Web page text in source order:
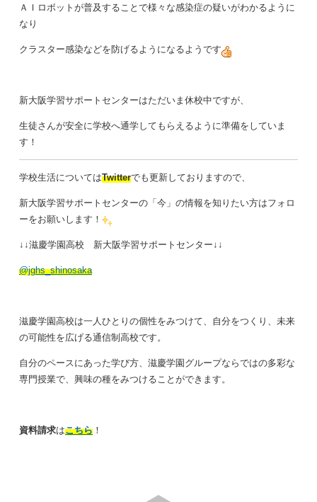
ＡＩロボットが普及することで様々な感染症の疑いがわかるように
なり
クラスター感染などを防げるようになるようです
新大阪学習サポートセンターはただいま休校中ですが、
生徒さんが安全に学校へ通学してもらえるように準備をしていま
す！
学校生活についてはTwitterでも更新しておりますので、
新大阪学習サポートセンターの「今」の情報を知りたい方はフォロ
ーをお願いします！
↓↓滋慶学園高校 新大阪学習サポートセンター↓↓
@jghs_shinosaka
滋慶学園高校は一人ひとりの個性をみつけて、自分をつくり、未来
の可能性を広げる通信制高校です。
自分のペースにあった学び方、滋慶学園グループならではの多彩な
専門授業で、興味の種をみつけることができます。
資料請求はこちら ！